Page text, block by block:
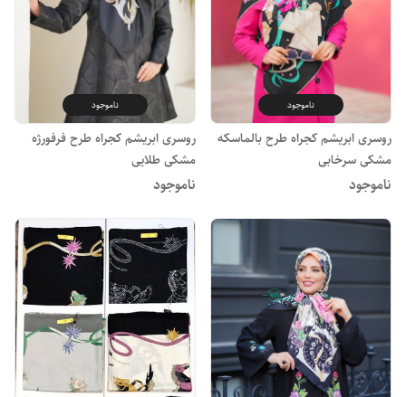
ناموجود
روسری ابریشم کجراه طرح بالماسکه
مشکی سرخابی
ناموجود
ناموجود
روسری ابریشم کجراه طرح فرفورژه
مشکی طلایی
ناموجود